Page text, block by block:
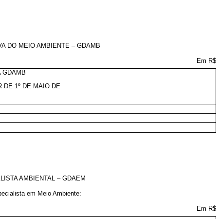
DO MEIO AMBIENTE – GDAMB
Em R$
GDAMB
DE 1º DE MAIO DE
AMBIENTAL – GDAEM
em Meio Ambiente:
Em R$